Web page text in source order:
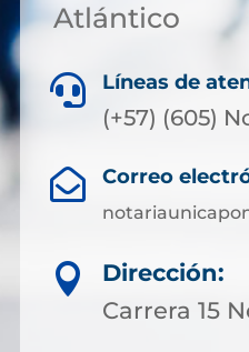
Atlántico
 Líneas de
(+57) (605)
 Correo

Dirección:
Carrera 15